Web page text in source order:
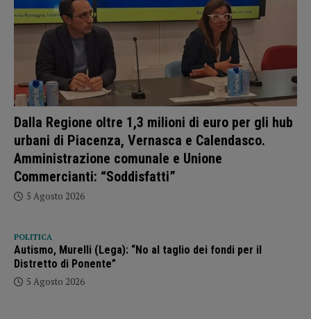
Dalla Regione oltre 1,3 milioni di euro per gli hub
urbani di Piacenza, Vernasca e Calendasco.
Amministrazione comunale e Unione
Commercianti: “Soddisfatti”
5 Agosto 2026
POLITICA
Autismo, Murelli (Lega): “No al taglio dei fondi per il
Distretto di Ponente”
5 Agosto 2026